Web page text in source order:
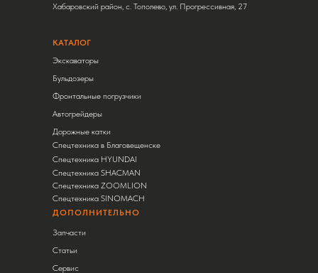
Экскаваторы
Бульдозеры
Фронтальные погрузчики
Автогрейдеры
Дорожные катки
Спецтехника в Благовещенске
Спецтехника HYUNDAI
Спецтехника SHACMAN
Спецтехника ZOOMLION
Спецтехника SINOMACH
КАТАЛОГ
Хабаровский район, с. Тополево, ул. Прогрессивная, 27
Запчасти
Статьи
Сервис
ДОПОЛНИТЕЛЬНО